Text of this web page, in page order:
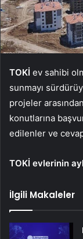
TOKİ ev sahibi
sunmayı
projeler arasından
konutlarına
edilenler ve
TOKİ evlerinin
İlgili Makaleler